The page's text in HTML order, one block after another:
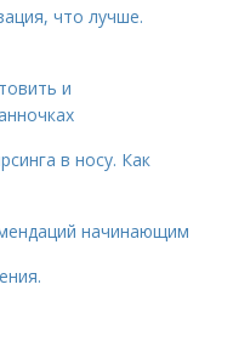
что лучше.
и
в носу. Как
начинающим